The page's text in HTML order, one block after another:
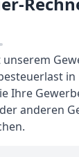
unserem
in
Ihre
anderen